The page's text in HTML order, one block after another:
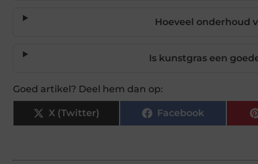
Hoeveel onderhoud
Is kunstgras een
Goed artikel? Deel hem dan op:
X (Twitter) Facebook